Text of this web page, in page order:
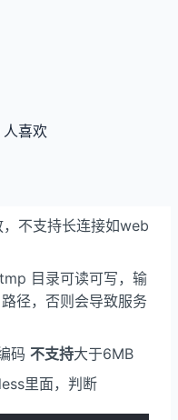
人喜欢
不支持长连接如web
目录可读可写，输
径，否则会导致服务
码 不支持大于6MB
里面，判断